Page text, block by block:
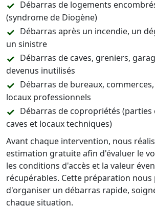
Débarras de logements
(syndrome de Diogène)
Débarras après un incendie, un
un sinistre
Débarras de caves, greniers,
devenus inutilisés
Débarras de bureaux,
locaux professionnels
Débarras de copropriétés (parties
caves et locaux techniques)
Avant chaque intervention, nous
estimation gratuite afin d'évaluer le
les conditions d'accès et la valeur
récupérables. Cette préparation
d'organiser un débarras rapide,
chaque situation.